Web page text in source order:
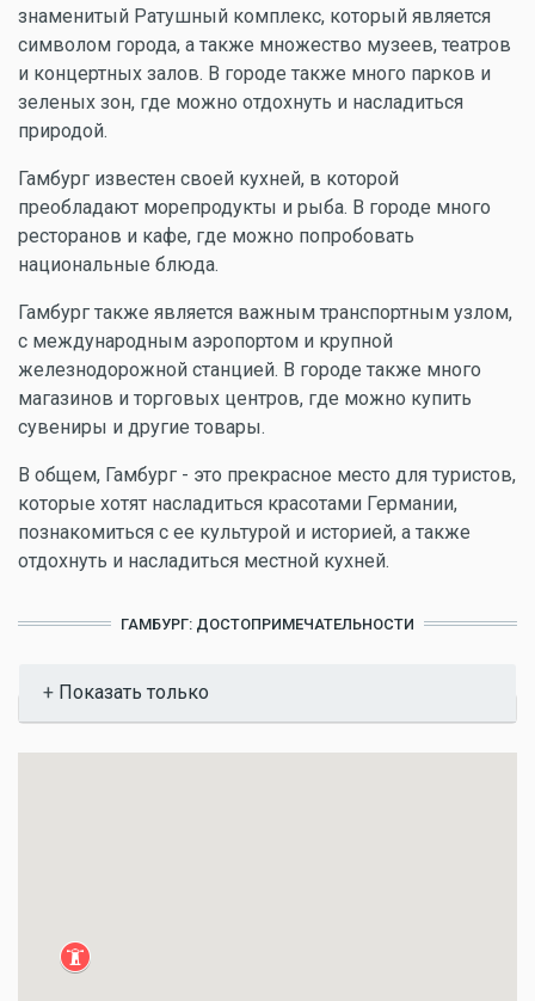
знаменитый Ратушный комплекс, который является
символом города, а также множество музеев, театров
и концертных залов. В городе также много парков и
зеленых зон, где можно отдохнуть и насладиться
природой.
Гамбург известен своей кухней, в которой
преобладают морепродукты и рыба. В городе много
ресторанов и кафе, где можно попробовать
национальные блюда.
Гамбург также является важным транспортным узлом,
с международным аэропортом и крупной
железнодорожной станцией. В городе также много
магазинов и торговых центров, где можно купить
сувениры и другие товары.
В общем, Гамбург - это прекрасное место для туристов,
которые хотят насладиться красотами Германии,
познакомиться с ее культурой и историей, а также
отдохнуть и насладиться местной кухней.
ГАМБУРГ: ДОСТОПРИМЕЧАТЕЛЬНОСТИ
Показать
Показать только